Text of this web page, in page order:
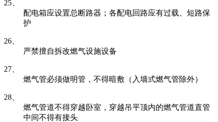
25、
配电箱应设置总断路器；各配电回路应有过载、短路保
护
26、
严禁擅自拆改燃气设施设备
27、
燃气管必须做明管，不得暗敷（入墙式燃气管除外）
28、
燃气管道不得穿越卧室，穿越吊平顶内的燃气管道直管
中间不得有接头